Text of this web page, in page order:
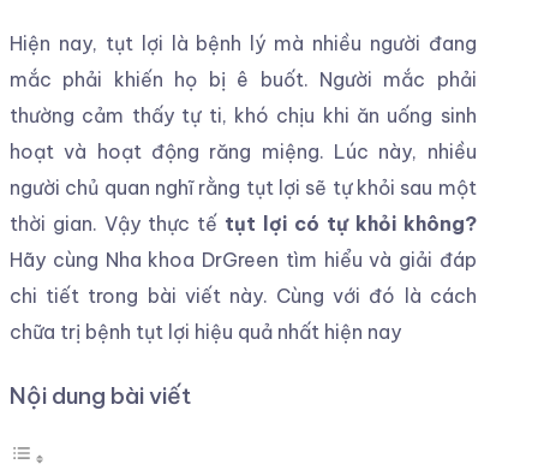
Hiện nay, tụt lợi là bệnh lý mà nhiều người đang
mắc phải khiến họ bị ê buốt. Người mắc phải
thường cảm thấy tự ti, khó chịu khi ăn uống sinh
hoạt và hoạt động răng miệng. Lúc này, nhiều
người chủ quan nghĩ rằng tụt lợi sẽ tự khỏi sau một
thời gian. Vậy thực tế tụt lợi có tự khỏi không?
Hãy cùng Nha khoa DrGreen tìm hiểu và giải đáp
chi tiết trong bài viết này. Cùng với đó là cách
chữa trị bệnh tụt lợi hiệu quả nhất hiện nay
Nội dung bài viết